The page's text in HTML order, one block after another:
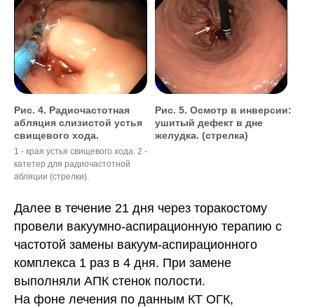
Рис. 4. Радиочастотная
абляция слизистой устья
свищевого хода.
1 - края устья свищевого хода. 2 -
катетер для радиочастотной
абляции (стрелки).
Рис. 5. Осмотр в инверсии:
ушитый дефект в дне
желудка. (стрелка)
Далее в течение 21 дня через торакостому
провели вакуумно-аспирационную терапию с
частотой замены вакуум-аспирационного
комплекса 1 раз в 4 дня. При замене
выполняли АПК стенок полости.
На фоне лечения по данным КТ ОГК,